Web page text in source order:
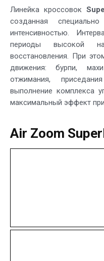
Линейка кроссовок
созданная
интенсивностью.
периоды высокой
восстановления. При
движения: бурпи,
отжимания,
выполнение комплекса
максимальный эффект
Air Zoom